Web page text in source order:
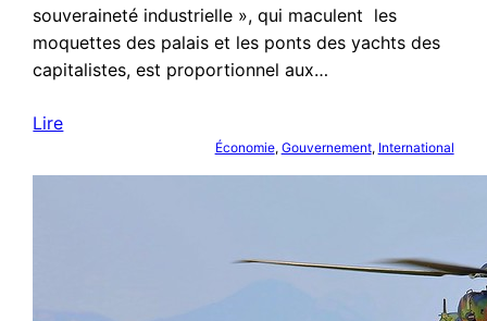
souveraineté industrielle », qui maculent les
moquettes des palais et les ponts des yachts des
capitalistes, est proportionnel aux…
Lire
Économie, Gouvernement, International